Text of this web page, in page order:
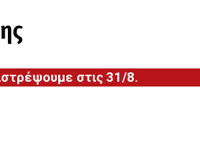
στις 31/8.